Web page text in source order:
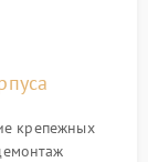
крепежных